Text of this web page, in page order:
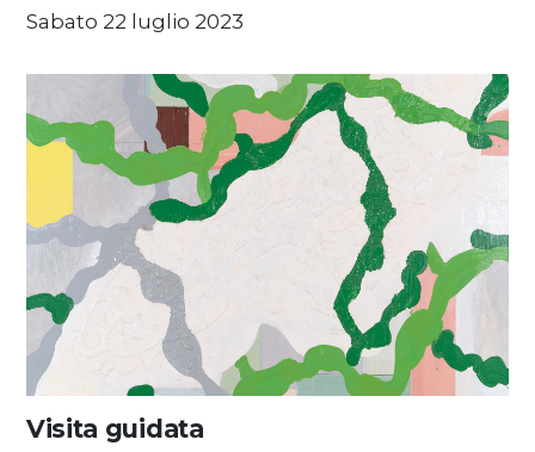
Sabato 22 luglio 2023
Visita guidata